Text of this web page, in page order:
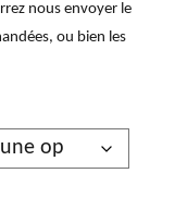
nous envoyer le
ou bien les